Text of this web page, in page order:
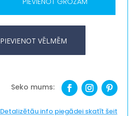
PIEVIENOT VĒLMĒM
Detalizētāu info piegādei skatīt šeit